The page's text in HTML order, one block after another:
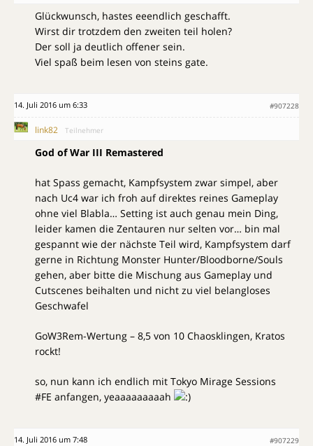
Glückwunsch, hastes eeendlich geschafft.
Wirst dir trotzdem den zweiten teil holen?
Der soll ja deutlich offener sein.
Viel spaß beim lesen von steins gate.
14. Juli 2016 um 6:33 #907228
link82 Teilnehmer
God of War III Remastered
hat Spass gemacht, Kampfsystem zwar simpel, aber
nach Uc4 war ich froh auf direktes reines Gameplay
ohne viel Blabla… Setting ist auch genau mein Ding,
leider kamen die Zentauren nur selten vor… bin mal
gespannt wie der nächste Teil wird, Kampfsystem darf
gerne in Richtung Monster Hunter/Bloodborne/Souls
gehen, aber bitte die Mischung aus Gameplay und
Cutscenes beihalten und nicht zu viel belangloses
Geschwafel
GoW3Rem-Wertung – 8,5 von 10 Chaosklingen, Kratos
rockt!
so, nun kann ich endlich mit Tokyo Mirage Sessions
#FE anfangen, yeaaaaaaaaah
14. Juli 2016 um 7:48 #907229